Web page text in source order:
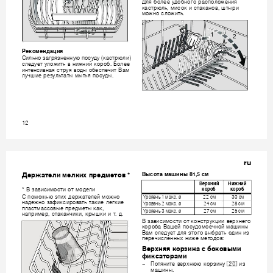
 oee yooo paco oe
acp co  caao, p
oo c o
o
   ()
    . 
    
   .
12
 
ru
   * Bcoa a 81,5 c
 
*Bacoc ooe  
C oo x epaee oo poe 1 ac. ø 22 c 30 c
aeo acpoa ae ee poe 2 ac. ø 24 c 28 c
  a
poe 3 ac. ø 27 c 25 c
apep, caa, p  . .
B acoc o ocpy 
 Bae ocyooeo a
Ba ceye  oo pa o 
epecex e eoo:
Bepx opa c oo
caopa
– oe epx opy 1"

a.